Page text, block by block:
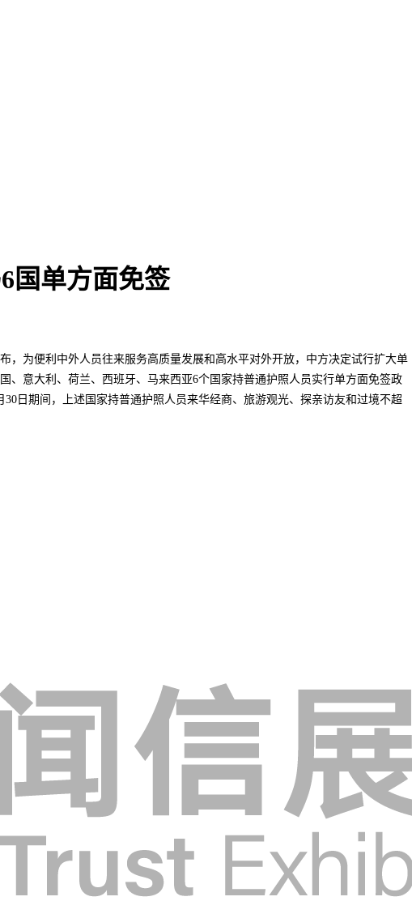
国单方面免签
，为便利中外人员往来服务高质量发展和高水平对外开放，中方决定试行扩大单
、意大利、荷兰、西班牙、马来西亚6个国家持普通护照人员实行单方面免签政
30日期间，上述国家持普通护照人员来华经商、旅游观光、探亲访友和过境不超